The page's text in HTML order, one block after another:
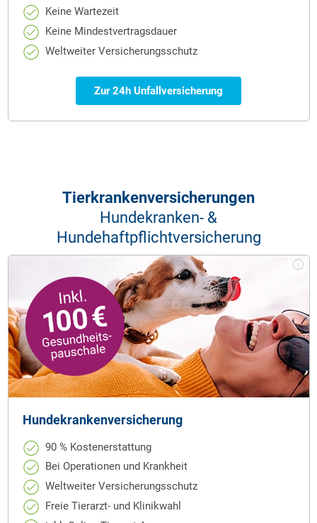
Keine Wartezeit
Keine Mindestvertragsdauer
Weltweiter Versicherungsschutz
Zur 24h Unfallversicherung
Tier­kranken­versicherungen
Hundekranken- &
Hundehaftpflichtversicherung
Hunde­krankenversicherung
90 % Kostenerstattung
Bei Operationen und Krankheit
Weltweiter Versicherungsschutz
Freie Tierarzt- und Klinikwahl